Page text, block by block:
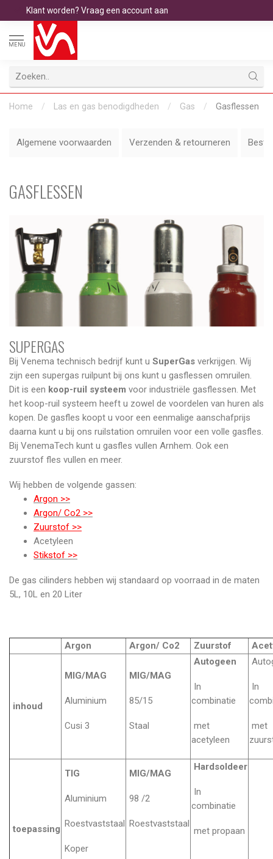
Klant worden? Vraag een account aan
MENU
Home / Las en gas benodigdheden / Gas / Gasflessen
Algemene voorwaarden Verzenden & retourneren
GASFLESSEN
SUPERGAS
Bij Venema technisch bedrijf kunt u SuperGas verkrijgen. Wij
zijn een supergas ruilpunt bij ons kunt u gasflessen omruilen.
Dit is een koop-ruil systeem voor industriële gasflessen. Met
het koop-ruil systeem heeft u zowel de voordelen van huren als
kopen. De gasfles koopt u voor een eenmalige aanschafprijs
daarna kunt u bij ons ruilstation omruilen voor een volle gasfles.
Bij VenemaTech kunt u gasfles vullen Arnhem. Ook een
zuurstof fles vullen en meer.
Wij hebben de volgende gassen:
Argon >>
Argon/ Co2 >>
Zuurstof >>
Acetyleen
Stikstof >>
De gas cilinders hebben wij standaard op voorraad in de maten
5L, 10L en 20 Liter
Argon Argon/ Co2 Zuurstof
inhoud
MIG/MAG
Aluminium
Cusi 3
MIG/MAG
85/15
Staal
Autogeen
In
combinatie
met
acetyleen
In
met
toepassing
TIG
Aluminium
Roestvaststaal
Koper
MIG/MAG
98 /2
Roestvaststaal
Hardsoldeer
In
combinatie
met propaan